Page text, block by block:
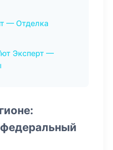
— Отделка
Эксперт —